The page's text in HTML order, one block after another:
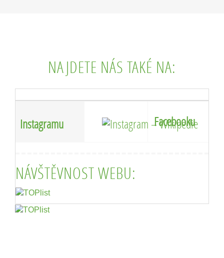
NAJDETE NÁS TAKÉ NA:
Instagramu Facebooku
NÁVŠTĚVNOST WEBU: